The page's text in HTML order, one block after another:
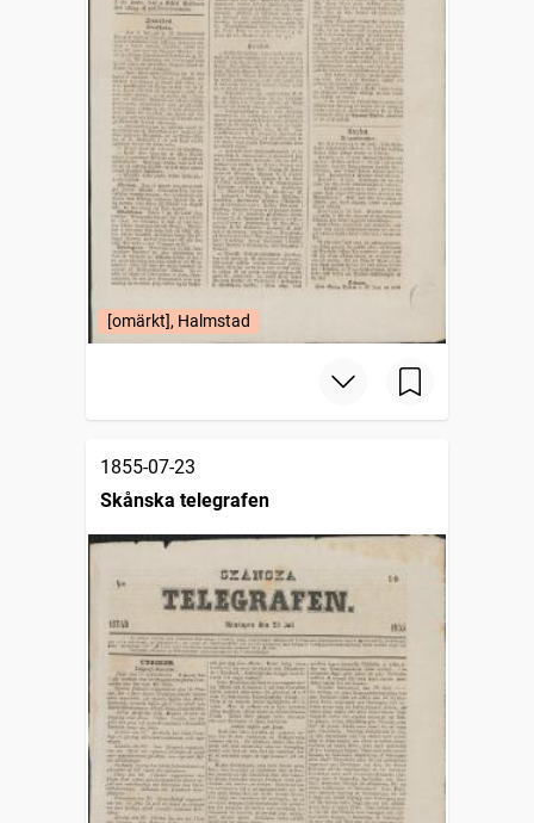
[omärkt], Halmstad
1855-07-23
Skånska telegrafen